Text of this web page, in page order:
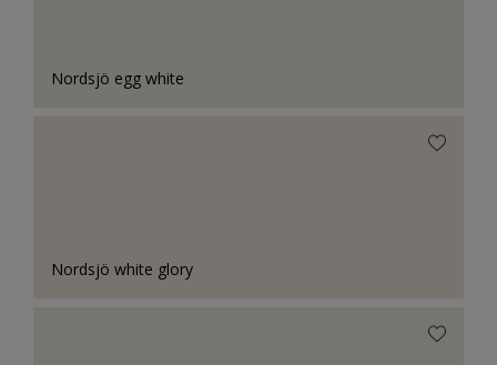
Nordsjö egg white
Nordsjö white glory